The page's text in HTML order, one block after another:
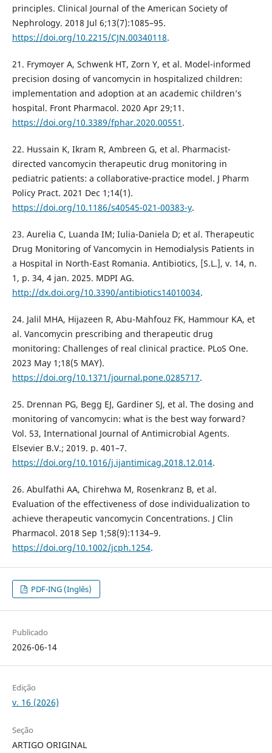
principles. Clinical Journal of the American Society of
Nephrology. 2018 Jul 6;13(7):1085–95.
https://doi.org/10.2215/CJN.00340118.
21. Frymoyer A, Schwenk HT, Zorn Y, et al. Model-informed
precision dosing of vancomycin in hospitalized children:
implementation and adoption at an academic children’s
hospital. Front Pharmacol. 2020 Apr 29;11.
https://doi.org/10.3389/fphar.2020.00551 .
22. Hussain K, Ikram R, Ambreen G, et al. Pharmacist-
directed vancomycin therapeutic drug monitoring in
pediatric patients: a collaborative-practice model. J Pharm
Policy Pract. 2021 Dec 1;14(1).
https://doi.org/10.1186/s40545-021-00383-y.
23. Aurelia C, Luanda IM; Iulia-Daniela D; et al. Therapeutic
Drug Monitoring of Vancomycin in Hemodialysis Patients in
a Hospital in North-East Romania. Antibiotics, [S.L.], v. 14, n.
1, p. 34, 4 jan. 2025. MDPI AG.
http://dx.doi.org/10.3390/antibiotics14010034.
24. Jalil MHA, Hijazeen R, Abu-Mahfouz FK, Hammour KA, et
al. Vancomycin prescribing and therapeutic drug
monitoring: Challenges of real clinical practice. PLoS One.
2023 May 1;18(5 MAY).
https://doi.org/10.1371/journal.pone.0285717.
25. Drennan PG, Begg EJ, Gardiner SJ, et al. The dosing and
monitoring of vancomycin: what is the best way forward?
Vol. 53, International Journal of Antimicrobial Agents.
Elsevier B.V.; 2019. p. 401–7.
https://doi.org/10.1016/j.ijantimicag.2018.12.014.
26. Abulfathi AA, Chirehwa M, Rosenkranz B, et al.
Evaluation of the effectiveness of dose individualization to
achieve therapeutic vancomycin Concentrations. J Clin
Pharmacol. 2018 Sep 1;58(9):1134–9.
https://doi.org/10.1002/jcph.1254.
PDF-ING (Inglês)
Publicado
2026-06-14
Edição
v. 16 (2026)
Seção
ARTIGO ORIGINAL